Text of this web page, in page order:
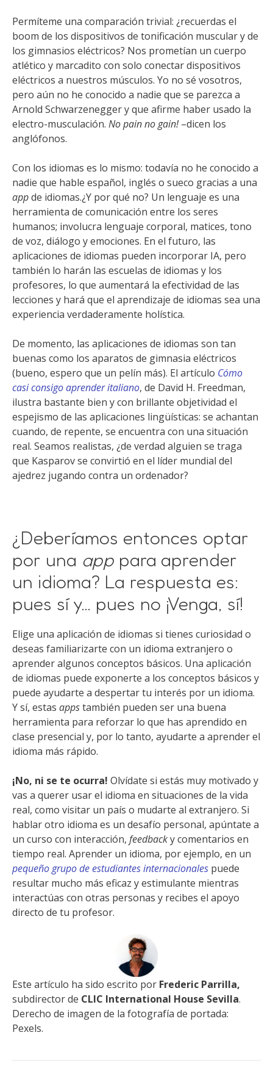
Permíteme una comparación trivial: ¿recuerdas el
boom de los dispositivos de tonificación muscular y de
los gimnasios eléctricos? Nos prometían un cuerpo
atlético y marcadito con solo conectar dispositivos
eléctricos a nuestros músculos. Yo no sé vosotros,
pero aún no he conocido a nadie que se parezca a
Arnold Schwarzenegger y que afirme haber usado la
electro-musculación. No pain no gain!–dicen los
anglófonos.
Con los idiomas es lo mismo: todavía no he conocido a
nadie que hable español, inglés o sueco gracias a una
appde idiomas.¿Y por qué no? Un lenguaje es una
herramienta de comunicación entre los seres
humanos; involucra lenguaje corporal, matices, tono
de voz, diálogo y emociones. En el futuro, las
aplicaciones de idiomas pueden incorporar IA, pero
también lo harán las escuelas de idiomas y los
profesores, lo que aumentará la efectividad de las
lecciones y hará que el aprendizaje de idiomas sea una
experiencia verdaderamente holística.
De momento, las aplicaciones de idiomas son tan
buenas como los aparatos de gimnasia eléctricos
(bueno, espero que un pelín más). El artículo Cómo
casi consigo aprender italiano, de David H. Freedman,
ilustra bastante bien y con brillante objetividad el
espejismo de las aplicaciones lingüísticas: se achantan
cuando, de repente, se encuentra con una situación
real. Seamos realistas, ¿de verdad alguien se traga
que Kasparov se convirtió en el líder mundial del
ajedrez jugando contra un ordenador?
¿Deberíamos entonces optar
por una app para aprender
un idioma? La respuesta es:
pues sí y… pues no ¡Venga, sí!
Elige una aplicación de idiomas si tienes curiosidad o
deseas familiarizarte con un idioma extranjero o
aprender algunos conceptos básicos. Una aplicación
de idiomas puede exponerte a los conceptos básicos y
puede ayudarte a despertar tu interés por un idioma.
Y sí, estas appstambién pueden ser una buena
herramienta para reforzar lo que has aprendido en
clase presencial y, por lo tanto, ayudarte a aprender el
idioma más rápido.
¡No, ni se te ocurra! Olvídate si estás muy motivado y
vas a querer usar el idioma en situaciones de la vida
real, como visitar un país o mudarte al extranjero. Si
hablar otro idioma es un desafío personal, apúntate a
un curso con interacción, feedbacky comentarios en
tiempo real. Aprender un idioma, por ejemplo, en un
pequeño grupo de estudiantes internacionales puede
resultar mucho más eficaz y estimulante mientras
interactúas con otras personas y recibes el apoyo
directo de tu profesor.
Este artículo ha sido escrito por Frederic Parrilla,
subdirector de CLIC International House Sevilla.
Derecho de imagen de la fotografía de portada:
Pexels.